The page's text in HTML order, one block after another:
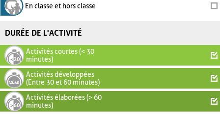
En classe et hors classe
DURÉE DE L'ACTIVITÉ
Activités courtes (< 30
minutes)
Activités développées
(Entre 30 et 60 minutes)
Activités élaborées (> 60
minutes)